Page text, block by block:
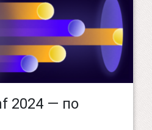
2024 — по